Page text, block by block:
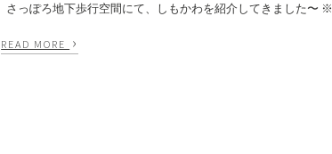
さっぽろ地下歩行空間にて、しもかわを紹介してきました〜
READ MORE ›